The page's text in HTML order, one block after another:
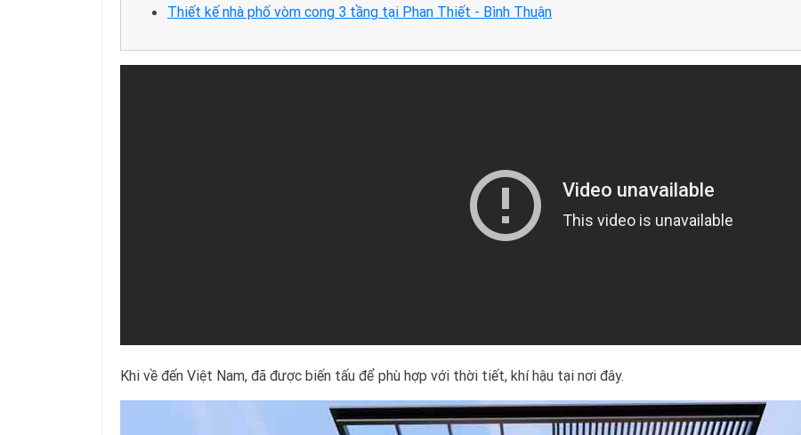
Thiết kế nhà phố vòm cong 3 tầng tại Phan Thiết - Bình Thuận
Khi về đến Việt Nam, đã được biến tấu để phù hợp với thời tiết, khí hậu tại nơi đây.